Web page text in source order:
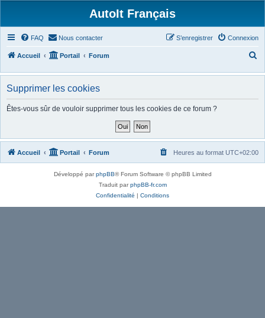
AutoIt Français
FAQ Nous contacter Connexion
S’enregistrer
Accueil Portail Forum
h
c
h
Supprimer les cookies
Êtes-vous sûr de vouloir supprimer tous les cookies de ce forum ?
Accueil Portail Forum Heures au format UTC+02:00
Développé parphpBB® Forum Software © phpBB Limited
Traduit parphpBB-fr.com
Confidentialité | Conditions